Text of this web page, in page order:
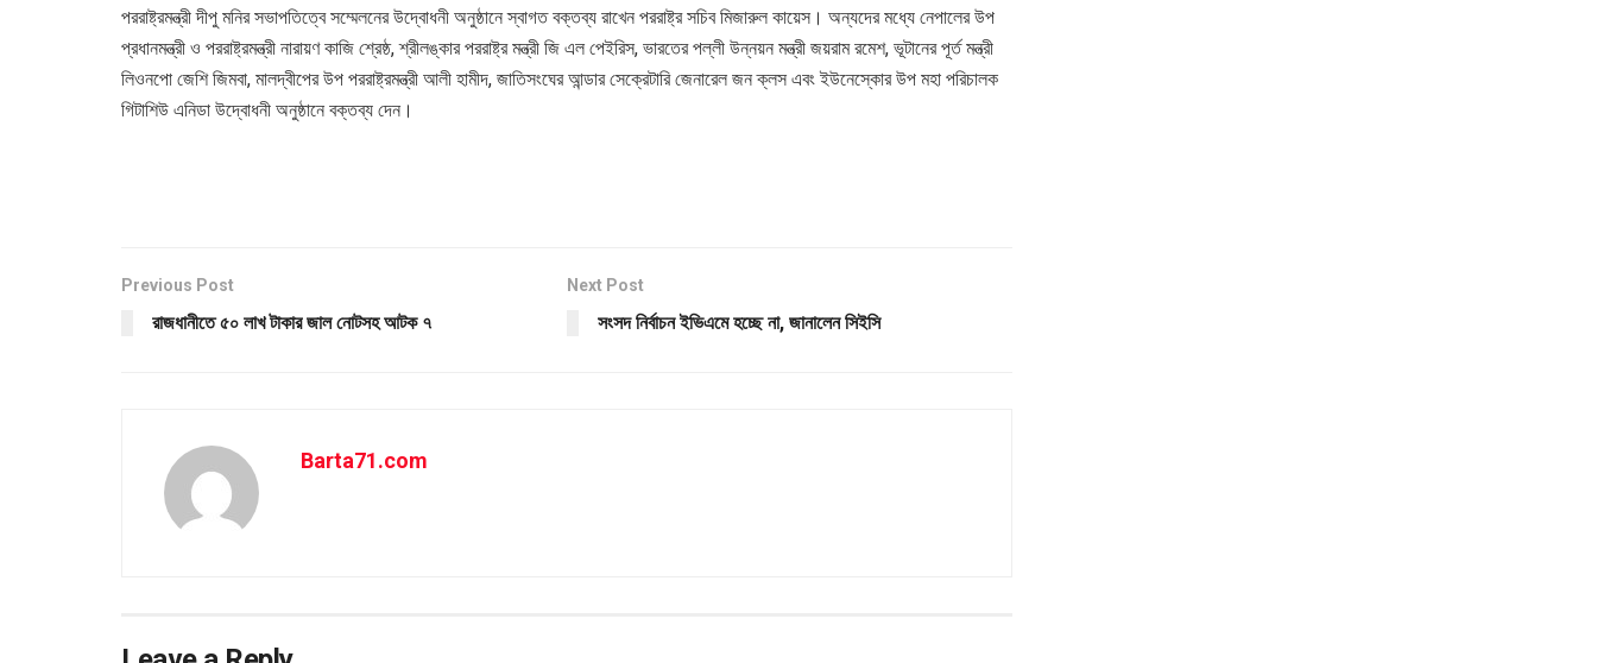
পররাষ্ট্রমন্ত্রী দীপু মনির সভাপতিত্বে সম্মেলনের উদ্বোধনী অনুষ্ঠানে স্বাগত বক্তব্য রাখেন পররাষ্ট্র সচিব মিজারুল কায়েস। অন্যদের মধ্যে নেপালের উপ
প্রধানমন্ত্রী ও পররাষ্ট্রমন্ত্রী নারায়ণ কাজি শ্রেষ্ঠ, শ্রীলঙ্কার পররাষ্ট্র মন্ত্রী জি এল পেইরিস, ভারতের পল্লী উন্নয়ন মন্ত্রী জয়রাম রমেশ, ভূটানের পূর্ত মন্ত্রী
লিওনপো জেশি জিমবা, মালদ্বীপের উপ পররাষ্ট্রমন্ত্রী আলী হামীদ, জাতিসংঘের আন্ডার সেক্রেটারি জেনারেল জন ক্লস এবং ইউনেস্কোর উপ মহা পরিচালক
গিটাশিউ এনিডা উদ্বোধনী অনুষ্ঠানে বক্তব্য দেন।
Previous Post
রাজধানীতে ৫০ লাখ টাকার জাল নোটসহ আটক ৭
Next Post
সংসদ নির্বাচন ইভিএমে হচ্ছে না, জানালেন সিইসি
Barta71.com